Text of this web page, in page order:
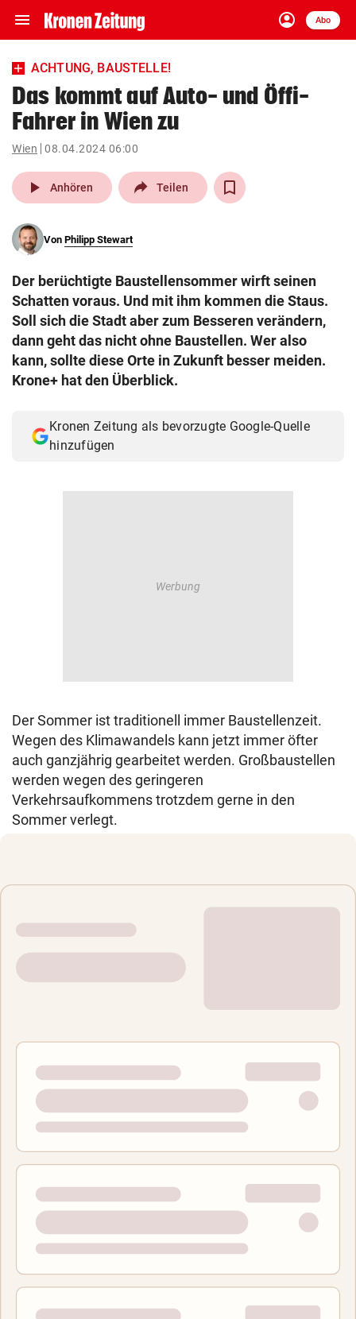
menu Navigation
ein-/ausklappen
account_circle
Anmelden
Abo
close Schließen
account_circle Anmelden
pin_drop
Wien arrow_right
search
eingeben
© Krone Multimedia GmbH & Co KG 2026
Muthgasse 2, 1190 Wien
ACHTUNG, BAUSTELLE!
Das kommt auf Auto- und Öffi-
Fahrer in Wien zu
Wien 08.04.2024 06:00
play_arrow Anhören Teilen
Von Philipp Stewart
Der berüchtigte Baustellensommer wirft seinen
Schatten voraus. Und mit ihm kommen die Staus.
Soll sich die Stadt aber zum Besseren verändern,
dann geht das nicht ohne Baustellen. Wer also
kann, sollte diese Orte in Zukunft besser meiden.
Krone+ hat den Überblick.
Kronen Zeitung als bevorzugte Google-Quelle
hinzufügen
Der Sommer ist traditionell immer Baustellenzeit.
Wegen des Klimawandels kann jetzt immer öfter
auch ganzjährig gearbeitet werden. Großbaustellen
werden wegen des geringeren
Verkehrsaufkommens trotzdem gerne in den
Sommer verlegt.